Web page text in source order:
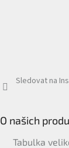
Sledovat na
O našich
Tabulka